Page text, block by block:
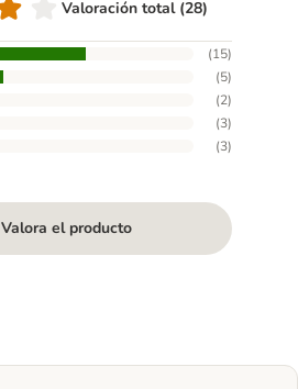
Valoración total (28)
(15)
(5)
(2)
(3)
(3)
Valora el producto